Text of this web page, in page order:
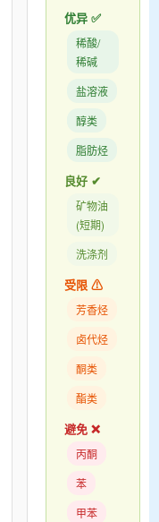
优异 ✅
稀酸/
稀碱
盐溶液
醇类
脂肪烃
良好 ✔
矿物油
(短期)
洗涤剂
受限 ⚠
芳香烃
卤代烃
酮类
酯类
避免 ❌
丙酮
苯
甲苯